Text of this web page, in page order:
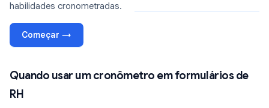
habilidades cronometradas.
Começar →
Quando usar um cronômetro em formulários de
RH